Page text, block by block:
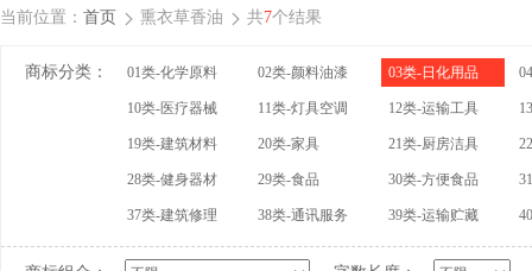
当前位置： 首页  熏衣草香油  共7个结果
商标分类： 01类-化学原料 02类-颜料油漆 03类-日化用品
10类-医疗器械 11类-灯具空调 12类-运输工具
19类-建筑材料 20类-家具 21类-厨房洁具
28类-健身器材 29类-食品 30类-方便食品
37类-建筑修理 38类-通讯服务 39类-运输贮藏